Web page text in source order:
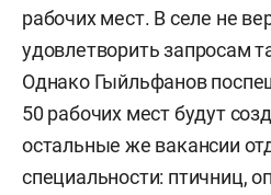
рабочих мест. В селе не
удовлетворить запросам
Однако Гыйльфанов
50 рабочих мест будут
остальные же вакансии
специальности: птичниц,